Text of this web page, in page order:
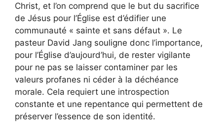
Christ, et l’on comprend que le but du sacrifice
de Jésus pour l’Église est d’édifier une
communauté « sainte et sans défaut ». Le
pasteur David Jang souligne donc l’importance,
pour l’Église d’aujourd’hui, de rester vigilante
pour ne pas se laisser contaminer par les
valeurs profanes ni céder à la déchéance
morale. Cela requiert une introspection
constante et une repentance qui permettent de
préserver l’essence de son identité.